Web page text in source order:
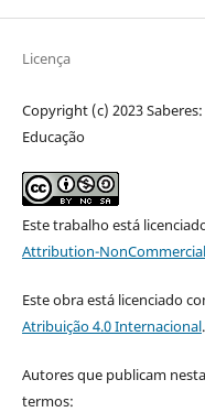
Licença
Copyright (c) 2023
Educação
Este trabalho está
Attribution-
Este obra está licenciado
Atribuição 4.0 Internacional.
Autores que publicam
termos: